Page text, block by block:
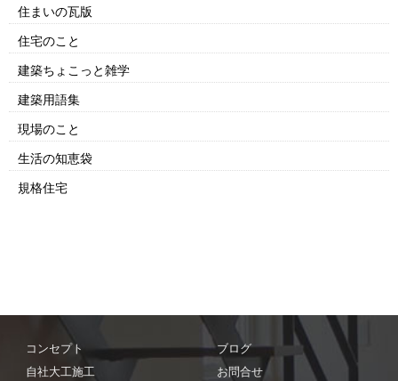
住まいの瓦版
住宅のこと
建築ちょこっと雑学
建築用語集
現場のこと
生活の知恵袋
規格住宅
コンセプト
自社大工施工
ブログ
お問合せ